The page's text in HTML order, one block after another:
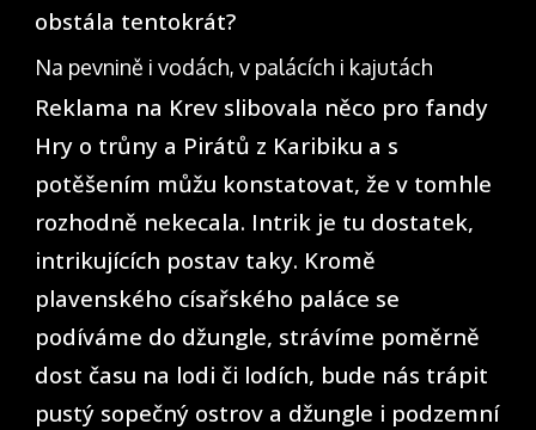
obstála tentokrát?
Na pevnině i vodách, v palácích i kajutách
Reklama na Krev slibovala něco pro fandy
Hry o trůny a Pirátů z Karibiku a s
potěšením můžu konstatovat, že v tomhle
rozhodně nekecala. Intrik je tu dostatek,
intrikujících postav taky. Kromě
plavenského císařského paláce se
podíváme do džungle, strávíme poměrně
dost času na lodi či lodích, bude nás trápit
pustý sopečný ostrov a džungle i podzemní